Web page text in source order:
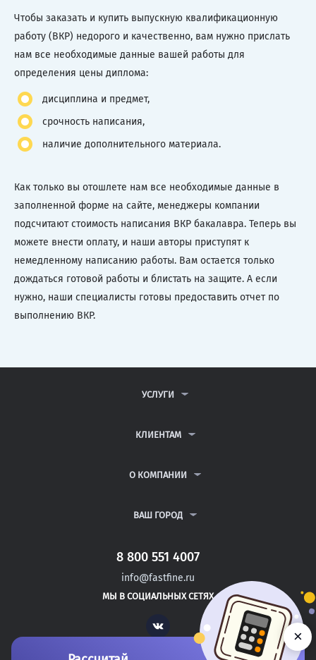
Чтобы заказать и купить выпускную квалификационную
работу (ВКР) недорого и качественно, вам нужно прислать
нам все необходимые данные вашей работы для
определения цены диплома:
дисциплина и предмет,
срочность написания,
наличие дополнительного материала.
Как только вы отошлете нам все необходимые данные в
заполненной форме на сайте, менеджеры компании
подсчитают стоимость написания ВКР бакалавра. Теперь вы
можете внести оплату, и наши авторы приступят к
немедленному написанию работы. Вам остается только
дождаться готовой работы и блистать на защите. А если
нужно, наши специалисты готовы предоставить отчет по
выполнению ВКР.
УСЛУГИ
ДИПЛОМНЫЕ РАБОТЫ
РЕФЕРАТЫ
КЛИЕНТАМ
ВОПРОСЫ И ОТВЕТЫ
ПОЛИТИКА КОНФИДЕНЦИАЛЬНОСТИ
О КОМПАНИИ
КОНТАКТЫ
ВАШ ГОРОД
САНКТ-ПЕТЕРБУРГ
БОГОСЛОВСКОЕ
АКБУЛАК
8 800 551 4007
info@fastfine.ru
МЫ В СОЦИАЛЬНЫХ СЕТЯХ
Vk ×